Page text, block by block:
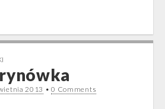
2013 •0 Comments